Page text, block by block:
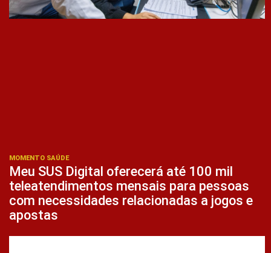
MOMENTO SAÚDE
Meu SUS Digital oferecerá até 100 mil
teleatendimentos mensais para pessoas
com necessidades relacionadas a jogos e
apostas